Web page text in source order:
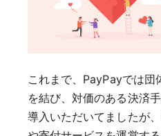
これまで、PayPayでは団
を結び、対価のある決済
導入いただいてましたが